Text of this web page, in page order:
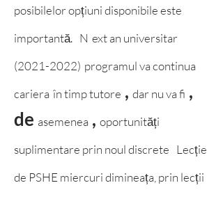
posibilelor opțiuni disponibile este
importantă. N ext an universitar
(2021-2022) programul va continua
cariera în timp tutore , dar nu va fi ,
de asemenea , oportunități
suplimentare prin noul discrete Lecție
de PSHE miercuri dimineața, prin lecții